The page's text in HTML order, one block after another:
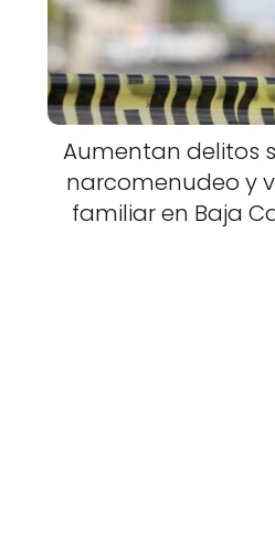
Aumentan delitos
narcomenudeo y
familiar en Baja